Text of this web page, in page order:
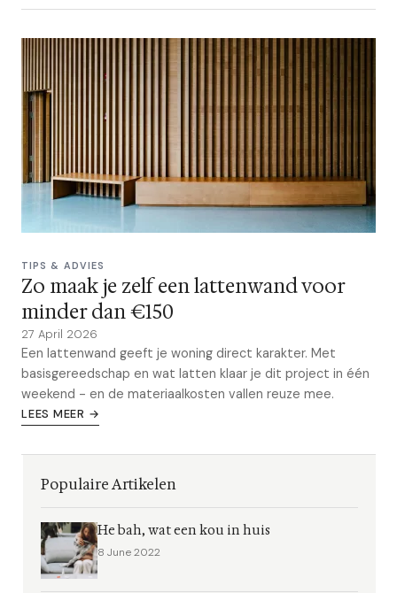
TIPS & ADVIES
Zo maak je zelf een lattenwand voor
minder dan €150
27 April 2026
Een lattenwand geeft je woning direct karakter. Met
basisgereedschap en wat latten klaar je dit project in één
weekend - en de materiaalkosten vallen reuze mee.
LEES MEER →
Populaire Artikelen
He bah, wat een kou in huis
8 June 2022